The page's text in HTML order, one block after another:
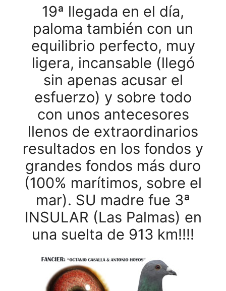
19ª llegada en el día,
paloma también con un
equilibrio perfecto, muy
ligera, incansable (llegó
sin apenas acusar el
esfuerzo) y sobre todo
con unos antecesores
llenos de extraordinarios
resultados en los fondos y
grandes fondos más duro
(100% marítimos, sobre el
mar). SU madre fue 3ª
INSULAR (Las Palmas) en
una suelta de 913 km!!!!